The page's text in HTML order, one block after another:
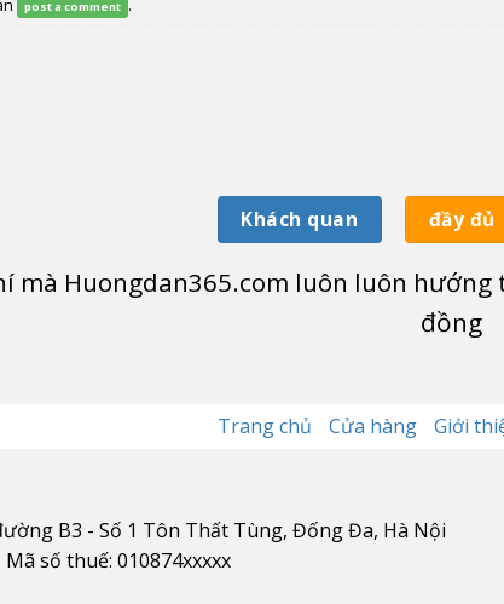
post a comment .
Khách quan đầy đủ
mà Huongdan365.com luôn luôn
đồng
Trang chủ Cửa hàng Giới
B3 - Số 1 Tôn Thất Tùng, Đống Đa, Hà Nội
số thuế: 010874xxxxx